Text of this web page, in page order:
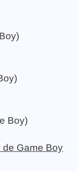
Boy)
de Game Boy